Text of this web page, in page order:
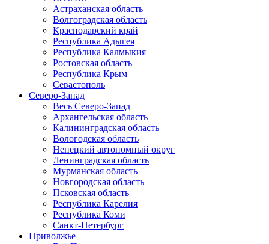
Астраханская область
Волгоградская область
Краснодарский край
Республика Адыгея
Республика Калмыкия
Ростовская область
Республика Крым
Севастополь
Северо-Запад
Весь Северо-Запад
Архангельская область
Калининградская область
Вологодская область
Ненецкий автономный округ
Ленинградская область
Мурманская область
Новгородская область
Псковская область
Республика Карелия
Республика Коми
Санкт-Петербург
Приволжье